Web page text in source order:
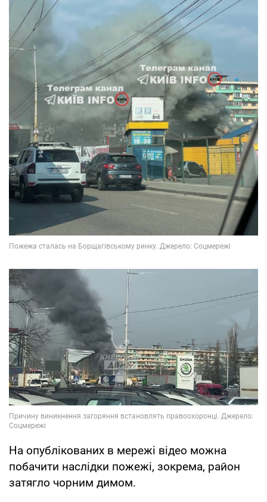
На опублікованих в мережі відео можна
побачити наслідки пожежі, зокрема, район
затягло чорним димом.